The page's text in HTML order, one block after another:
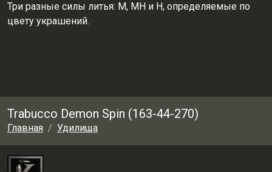
Три разные силы литья: M, MH и H, определяемые по
цвету украшений.
Trabucco Demon Spin (163-44-270)
Главная Удилища